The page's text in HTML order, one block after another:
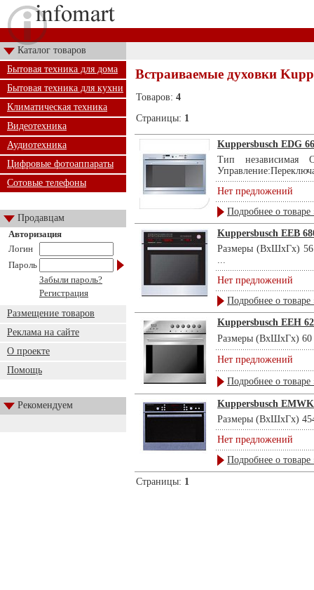
Каталог товаров
Бытовая техника для дома
Бытовая техника для кухни
Климатическая техника
Видеотехника
Аудиотехника
Цифровые фотоаппараты
Сотовые телефоны
Продавцам
Авторизация
Логин
Пароль
Забыли пароль?
Регистрация
Размещение товаров
Реклама на сайте
О проекте
Помощь
Рекомендуем
Встраиваемые духовки
Товаров: 4
Страницы: 1
Kuppersbusch EDG
Тип
Нет предложений
Подробнее о товаре
Kuppersbusch EEB
Размеры (ВхШхГх) 56
...
Нет предложений
Подробнее о товаре
Kuppersbusch EEH
Размеры (ВхШхГх) 60
Нет предложений
Подробнее о товаре
Kuppersbusch
Размеры (ВхШхГх)
Нет предложений
Подробнее о товаре
Страницы: 1